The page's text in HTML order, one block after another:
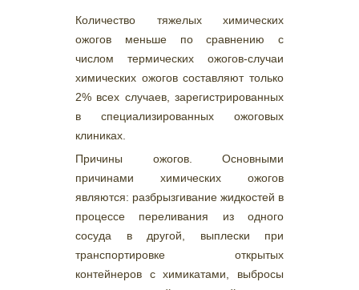
Количество тяжелых химических
ожогов меньше по сравнению с
числом термических ожогов-случаи
химических ожогов составляют только
2% всех случаев, зарегистрированных
в специализированных ожоговых
клиниках.
Причины ожогов. Основными
причинами химических ожогов
являются: разбрызгивание жидкостей в
процессе переливания из одного
сосуда в другой, выплески при
транспортировке открытых
контейнеров с химикатами, выбросы